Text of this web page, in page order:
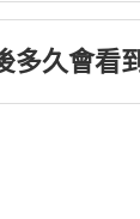
多久會看